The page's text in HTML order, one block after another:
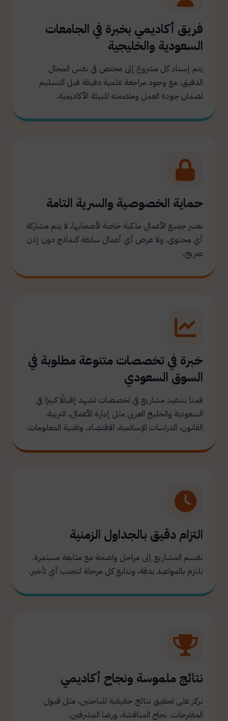
فريق أكاديمي بخبرة في الجامعات
السعودية والخليجية
يتم إسناد كل مشروع إلى مختص في نفس المجال
الدقيق، مع وجود مراجعة علمية دقيقة قبل التسليم
لضمان جودة العمل وملاءمته للبيئة الأكاديمية.
حماية الخصوصية والسرية التامة
نعتبر جميع الأعمال ملكية خاصة لأصحابها، لا يتم مشاركة
أي محتوى، ولا عرض أي أعمال سابقة كنماذج دون إذن
صريح.
خبرة في تخصصات متنوعة مطلوبة في
السوق السعودي
قمنا بتنفيذ مشاريع في تخصصات تشهد إقبالًا كبيرًا في
السعودية والخليج العربي مثل إدارة الأعمال، التربية،
القانون، الدراسات الإسلامية، الاقتصاد، وتقنية المعلومات.
التزام دقيق بالجداول الزمنية
نقسم المشاريع إلى مراحل واضحة مع متابعة مستمرة.
نلتزم بالمواعيد بدقة، ونتابع كل مرحلة لتجنب أي تأخير.
نتائج ملموسة ونجاح أكاديمي
نركز على تحقيق نتائج حقيقية للباحثين، مثل قبول
المقترحات، نجاح المناقشة، ورضا المشرفين.